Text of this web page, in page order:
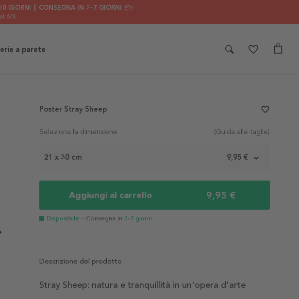
GIORNI ┃ CONSEGNA IN 2–7 GIORNI 📦✨
6/8
a parete
Seleziona la dimensione (Guida alle taglie)
21 x 30 cm 9,95 €
Aggiungi al carrello 9,95 €
Disponibile - Consegna in 3-7 giorni
Poster Stray Sheep favorite_border
Descrizione del prodotto
Stray Sheep: natura e tranquillità in un'opera d'arte